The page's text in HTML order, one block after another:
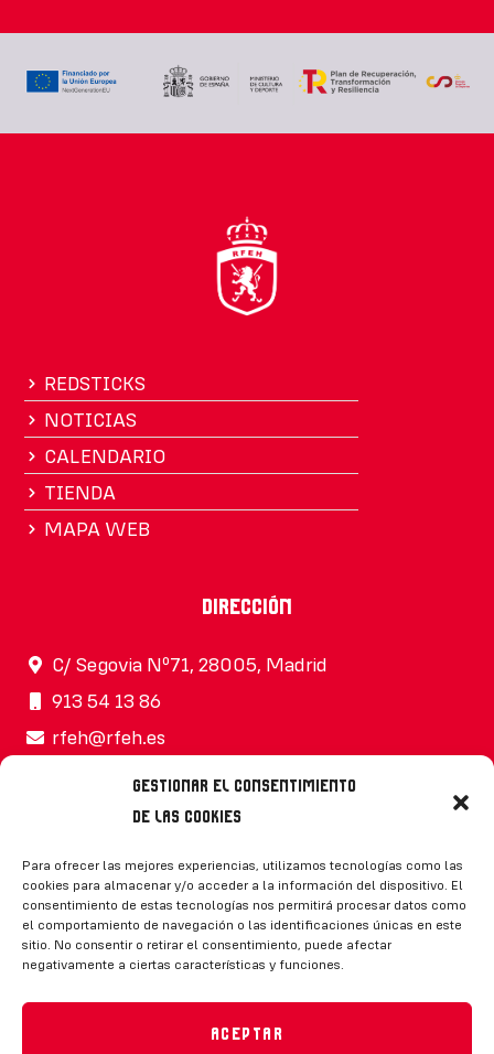
Gestionar el consentimiento
de las cookies
Para ofrecer las mejores experiencias, utilizamos tecnologías como las
cookies para almacenar y/o acceder a la información del dispositivo. El
consentimiento de estas tecnologías nos permitirá procesar datos como
el comportamiento de navegación o las identificaciones únicas en este
sitio. No consentir o retirar el consentimiento, puede afectar
negativamente a ciertas características y funciones.
Aceptar
REDSTICKS
NOTICIAS
CALENDARIO
TIENDA
MAPA WEB
Dirección
C/ Segovia Nº71, 28005, Madrid
913 54 13 86
rfeh@rfeh.es
Síguenos